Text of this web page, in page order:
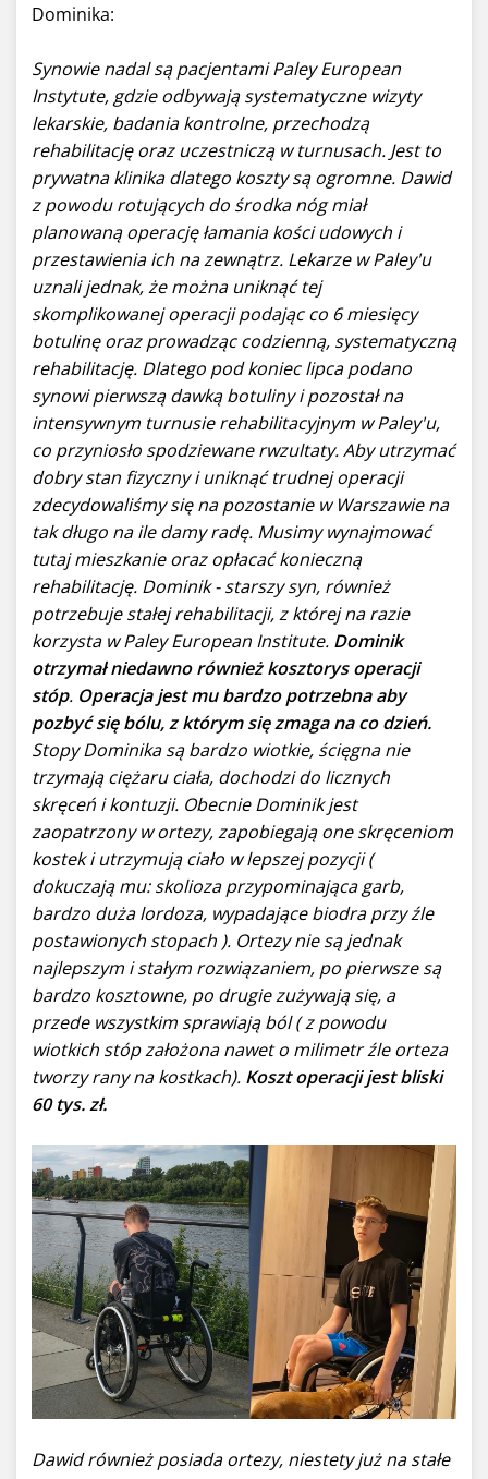
Dominika:
Synowie nadal są pacjentami Paley European
Instytute, gdzie odbywają systematyczne wizyty
lekarskie, badania kontrolne, przechodzą
rehabilitację oraz uczestniczą w turnusach. Jest to
prywatna klinika dlatego koszty są ogromne. Dawid
z powodu rotujących do środka nóg miał
planowaną operację łamania kości udowych i
przestawienia ich na zewnątrz. Lekarze w Paley'u
uznali jednak, że można uniknąć tej
skomplikowanej operacji podając co 6 miesięcy
botulinę oraz prowadząc codzienną, systematyczną
rehabilitację. Dlatego pod koniec lipca podano
synowi pierwszą dawką botuliny i pozostał na
intensywnym turnusie rehabilitacyjnym w Paley'u,
co przyniosło spodziewane rwzultaty. Aby utrzymać
dobry stan fizyczny i uniknąć trudnej operacji
zdecydowaliśmy się na pozostanie w Warszawie na
tak długo na ile damy radę. Musimy wynajmować
tutaj mieszkanie oraz opłacać konieczną
rehabilitację. Dominik - starszy syn, również
potrzebuje stałej rehabilitacji, z której na razie
korzysta w Paley European Institute. Dominik
otrzymał niedawno również kosztorys operacji
stóp. Operacja jest mu bardzo potrzebna aby
pozbyć się bólu, z którym się zmaga na co dzień.
Stopy Dominika są bardzo wiotkie, ścięgna nie
trzymają ciężaru ciała, dochodzi do licznych
skręceń i kontuzji. Obecnie Dominik jest
zaopatrzony w ortezy, zapobiegają one skręceniom
kostek i utrzymują ciało w lepszej pozycji (
dokuczają mu: skolioza przypominająca garb,
bardzo duża lordoza, wypadające biodra przy źle
postawionych stopach ). Ortezy nie są jednak
najlepszym i stałym rozwiązaniem, po pierwsze są
bardzo kosztowne, po drugie zużywają się, a
przede wszystkim sprawiają ból ( z powodu
wiotkich stóp założona nawet o milimetr źle orteza
tworzy rany na kostkach). Koszt operacji jest bliski
60 tys. zł.
Dawid również posiada ortezy, niestety już na stałe